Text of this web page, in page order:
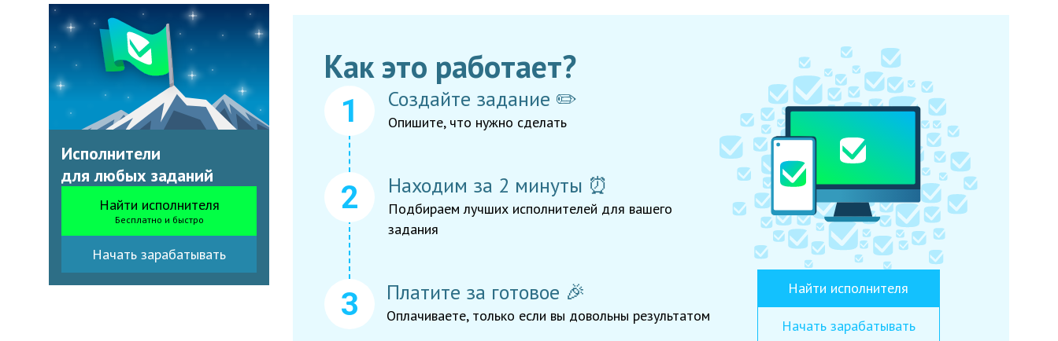
Исполнители
для любых заданий
Найти исполнителя
Бесплатно и быстро
Начать зарабатывать
Как это работает?
Создайте задание ✏️
Опишите, что нужно сделать
Находим за 2 минуты ⏰
Подбираем лучших исполнителей для вашего
задания
Платите за готовое 🎉
Оплачиваете, только если вы довольны результатом
Найти исполнителя
Начать зарабатывать